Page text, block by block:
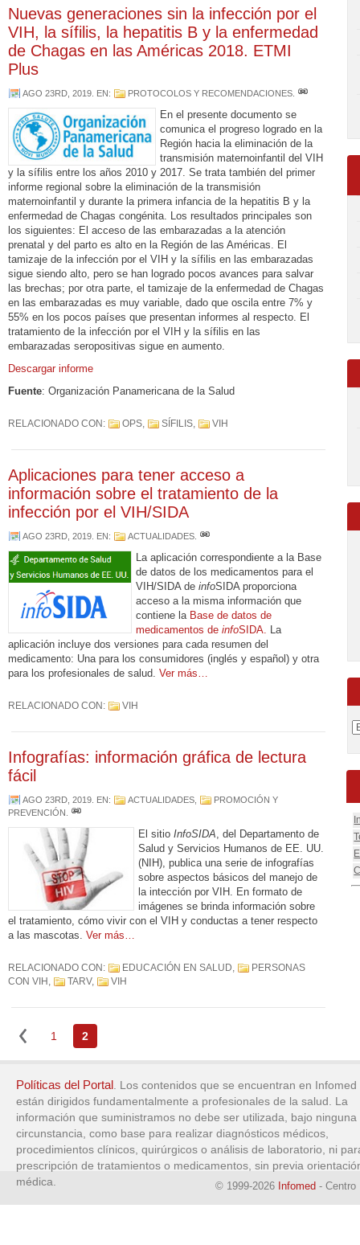
Nuevas generaciones sin la infección por el
VIH, la sífilis, la hepatitis B y la enfermedad
de Chagas en las Américas 2018. ETMI
Plus
AGO 23RD, 2019 . EN: PROTOCOLOS Y RECOMENDACIONES
En el presente documento se
comunica el progreso logrado en la
Región hacia la eliminación de la
transmisión maternoinfantil del VIH
y la sífilis entre los años 2010 y 2017. Se trata también del primer
informe regional sobre la eliminación de la transmisión
maternoinfantil y durante la primera infancia de la hepatitis B y la
enfermedad de Chagas congénita. Los resultados principales son
los siguientes: El acceso de las embarazadas a la atención
prenatal y del parto es alto en la Región de las Américas. El
tamizaje de la infección por el VIH y la sífilis en las embarazadas
sigue siendo alto, pero se han logrado pocos avances para salvar
las brechas; por otra parte, el tamizaje de la enfermedad de Chagas
en las embarazadas es muy variable, dado que oscila entre 7% y
55% en los pocos países que presentan informes al respecto. El
tratamiento de la infección por el VIH y la sífilis en las
embarazadas seropositivas sigue en aumento.
Descargar informe
Fuente: Organización Panamericana de la Salud
RELACIONADO CON: OPS, SÍFILIS, VIH
Aplicaciones para tener acceso a
información sobre el tratamiento de la
infección por el VIH/SIDA
AGO 23RD, 2019 . EN: ACTUALIDADES
La aplicación correspondiente a la Base
de datos de los medicamentos para el
VIH/SIDA de infoSIDA proporciona
acceso a la misma información que
contiene la Base de datos de
medicamentos de infoSIDA. La
aplicación incluye dos versiones para cada resumen del
medicamento: Una para los consumidores (inglés y español) y otra
para los profesionales de salud. Ver más…
RELACIONADO CON: VIH
Infografías: información gráfica de lectura
fácil
AGO 23RD, 2019 . EN: ACTUALIDADES
PROMOCIÓN Y
PREVENCIÓN
El sitio InfoSIDA, del Departamento de
Salud y Servicios Humanos de EE. UU.
(NIH), publica una serie de infografías
sobre aspectos básicos del manejo de
la intección por VIH. En formato de
imágenes se brinda información sobre
el tratamiento, cómo vivir con el VIH y conductas a tener respecto
a las mascotas. Ver más…
RELACIONADO CON: EDUCACIÓN EN SALUD,
PERSONAS
CON VIH , TARV, VIH
1 2
Políticas del Portal. Los contenidos que se encuentran en Infomed
están dirigidos fundamentalmente a profesionales de la salud. La
información que suministramos no debe ser utilizada, bajo ninguna
circunstancia, como base para realizar diagnósticos médicos,
procedimientos clínicos, quirúrgicos o análisis de laboratorio, ni
prescripción de tratamientos o medicamentos, sin previa
médica.
© 1999-2026 Infomed - Centro